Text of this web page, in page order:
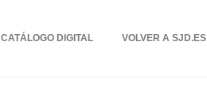
CATÁLOGO DIGITAL VOLVER A SJD.ES